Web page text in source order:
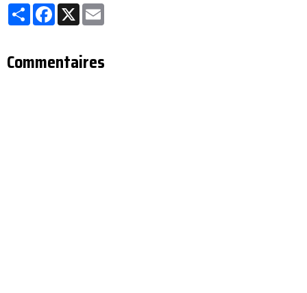
Partager
Facebook
X
Commentaires